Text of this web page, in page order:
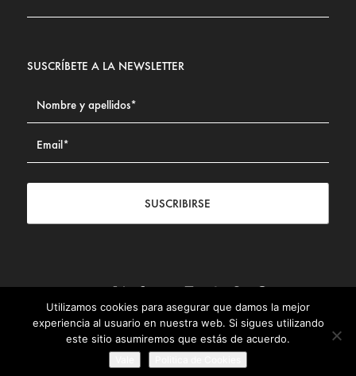
SUSCRÍBETE A LA NEWSLETTER
SUSCRIBIRSE
Contacto | Aviso legal | Política de privacidad | Política de
Cookies
© Fundación Civismo 2025
Utilizamos cookies para asegurar que damos la mejor
experiencia al usuario en nuestra web. Si sigues utilizando
este sitio asumiremos que estás de acuerdo.